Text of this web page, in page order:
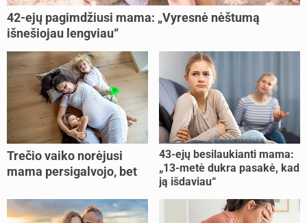
42-ejų pagimdžiusi mama: „Vyresnė nėštumą
išnešiojau lengviau“
Trečio vaiko norėjusi
mama persigalvojo, bet
šoke“
43-ejų besilaukianti mama:
„13-metė dukra pasakė, kad
ją išdaviau“